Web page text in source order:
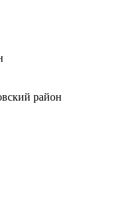
район